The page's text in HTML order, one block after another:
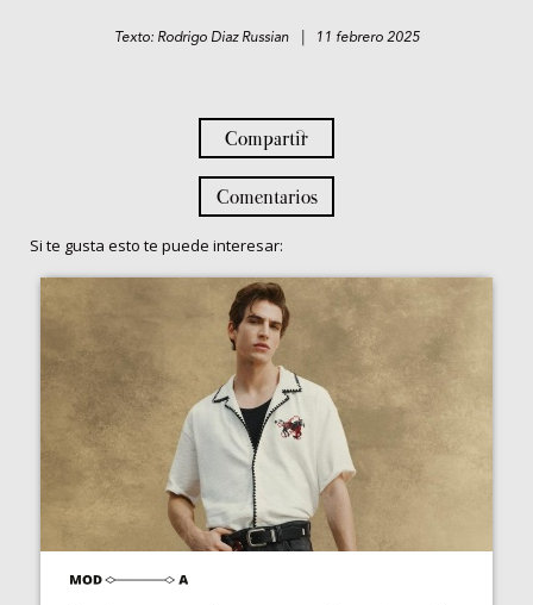
Texto: Rodrigo Diaz Russian | 11 febrero 2025
Compartir
Comentarios
Si te gusta esto te puede interesar: